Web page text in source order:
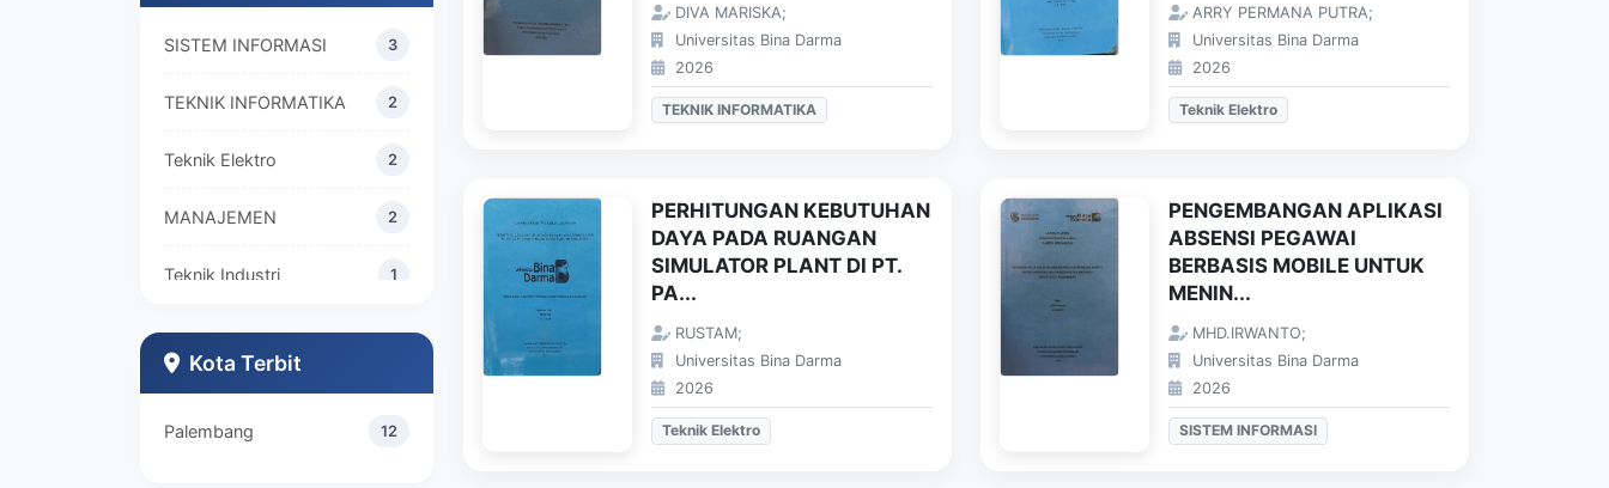
SISTEM INFORMASI 3
TEKNIK INFORMATIKA 2
Teknik Elektro 2
MANAJEMEN 2
Teknik Industri 1
Kota Terbit
Palembang 12
DIVA MARISKA;
Universitas Bina Darma
2026
TEKNIK INFORMATIKA
ARRY PERMANA PUTRA;
Universitas Bina Darma
2026
Teknik Elektro
PERHITUNGAN KEBUTUHAN
DAYA PADA RUANGAN
SIMULATOR PLANT DI PT.
PA...
RUSTAM;
Universitas Bina Darma
2026
Teknik Elektro
PENGEMBANGAN APLIKASI
ABSENSI PEGAWAI
BERBASIS MOBILE UNTUK
MENIN...
MHD.IRWANTO;
Universitas Bina Darma
2026
SISTEM INFORMASI